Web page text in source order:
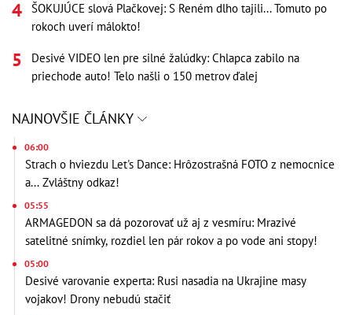
ŠOKUJÚCE slová Plačkovej: S Reném dlho tajili... Tomuto po
rokoch uverí málokto!
Desivé VIDEO len pre silné žalúdky: Chlapca zabilo na
priechode auto! Telo našli o 150 metrov ďalej
NAJNOVŠIE ČLÁNKY
06:00
Strach o hviezdu Let's Dance: Hrôzostrašná FOTO z nemocnice
a... Zvláštny odkaz!
05:55
ARMAGEDON sa dá pozorovať už aj z vesmíru: Mrazivé
satelitné snímky, rozdiel len pár rokov a po vode ani stopy!
05:00
Desivé varovanie experta: Rusi nasadia na Ukrajine masy
vojakov! Drony nebudú stačiť